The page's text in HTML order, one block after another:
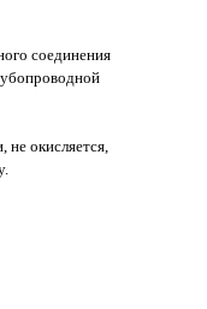
соединения
не окисляется,